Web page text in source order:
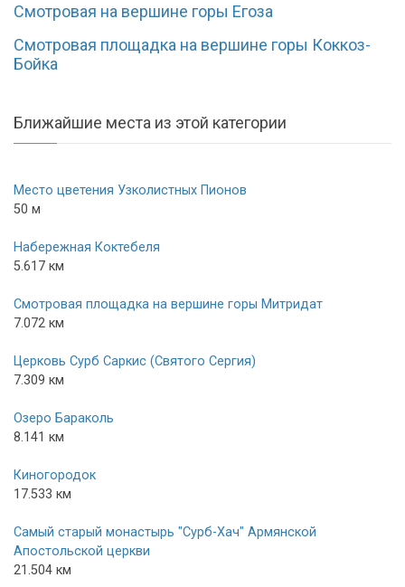
Смотровая на вершине горы Егоза
Смотровая площадка на вершине горы Коккоз-
Бойка
Ближайшие места из этой категории
Место цветения Узколистных Пионов
50 м
Набережная Коктебеля
5.617 км
Смотровая площадка на вершине горы Митридат
7.072 км
Церковь Сурб Саркис (Святого Сергия)
7.309 км
Озеро Бараколь
8.141 км
Киногородок
17.533 км
Самый старый монастырь "Сурб-Хач" Армянской
Апостольской церкви
21.504 км